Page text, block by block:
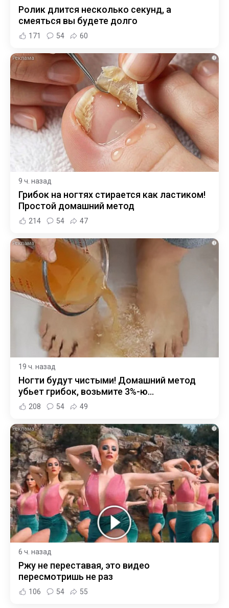
Ролик длится несколько секунд, а
смеяться вы будете долго
171 54 60
i
9 ч. назад
Грибок на ногтях стирается как ластиком!
Простой домашний метод
214 54 47
i
19 ч. назад
Ногти будут чистыми! Домашний метод
убьет грибок, возьмите 3%-ю…
208 54 49
i
6 ч. назад
Ржу не переставая, это видео
пересмотришь не раз
106 54 55